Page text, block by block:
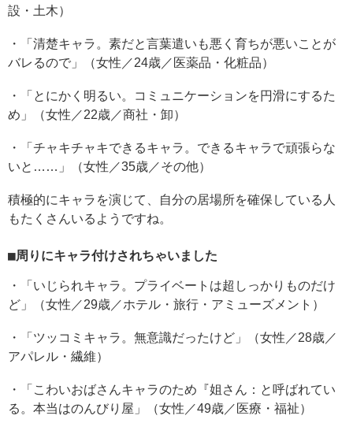
設・土木）
・「清楚キャラ。素だと言葉遣いも悪く育ちが悪いことが
バレるので」（女性／24歳／医薬品・化粧品）
・「とにかく明るい。コミュニケーションを円滑にするた
め」（女性／22歳／商社・卸）
・「チャキチャキできるキャラ。できるキャラで頑張らな
いと……」（女性／35歳／その他）
積極的にキャラを演じて、自分の居場所を確保している人
もたくさんいるようですね。
■周りにキャラ付けされちゃいました
・「いじられキャラ。プライベートは超しっかりものだけ
ど」（女性／29歳／ホテル・旅行・アミューズメント）
・「ツッコミキャラ。無意識だったけど」（女性／28歳／
アパレル・繊維）
・「こわいおばさんキャラのため『姐さん：と呼ばれてい
る。本当はのんびり屋」（女性／49歳／医療・福祉）